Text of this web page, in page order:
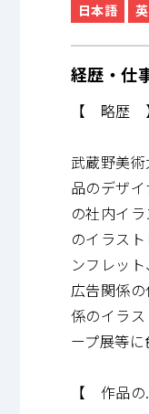
日本語
経歴・仕
【 略歴
武蔵野美
品のデザ
の社内イ
のイラス
ンフレッ
広告関係
係のイラ
ープ展等に
【 作品の